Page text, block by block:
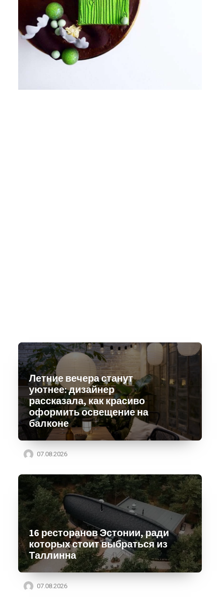
Летние вечера станут
уютнее: дизайнер
рассказала, как красиво
оформить освещение на
балконе
07.08.2026
16 ресторанов Эстонии, ради
которых стоит выбраться из
Таллинна
07.08.2026